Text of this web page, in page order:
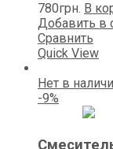
780грн. В
Добавить в
Сравнить
Quick View
Нет в
-9%